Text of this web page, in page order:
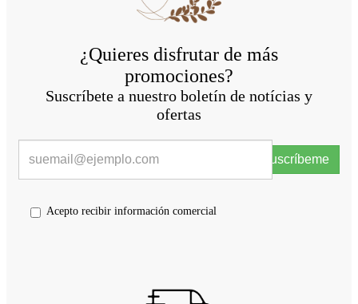
¿Quieres disfrutar de más
promociones?
Suscríbete a nuestro boletín de notícias y
ofertas
Suscríbeme
Acepto recibir información comercial